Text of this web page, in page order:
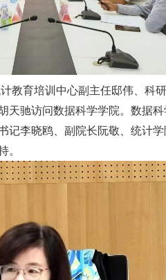
教育培训中心副主任邸伟、科
天驰访问数据科学学院。数据
记李晓鸥、副院长阮敬、统计
。